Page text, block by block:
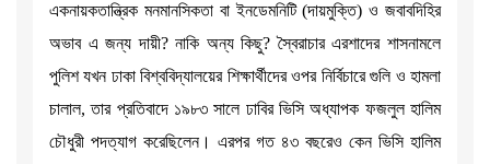
একনায়কতান্ত্রিক মনমানসিকতা বা ইনডেমনিটি (দায়মুক্তি) ও জবাবদিহির
অভাব এ জন্য দায়ী? নাকি অন্য কিছু? স্বৈরাচার এরশাদের শাসনামলে
পুলিশ যখন ঢাকা বিশ্ববিদ্যালয়ের শিক্ষার্থীদের ওপর নির্বিচারে গুলি ও হামলা
চালাল, তার প্রতিবাদে ১৯৮৩ সালে ঢাবির ভিসি অধ্যাপক ফজলুল হালিম
চৌধুরী পদত্যাগ করেছিলেন। এরপর গত ৪৩ বছরেও কেন ভিসি হালিম